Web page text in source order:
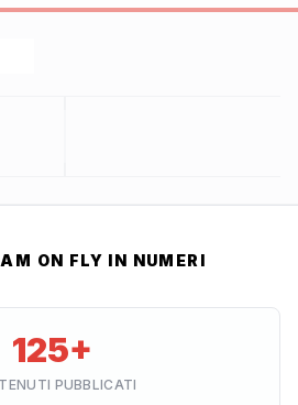
ON FLY IN NUMERI
125+
PUBBLICATI